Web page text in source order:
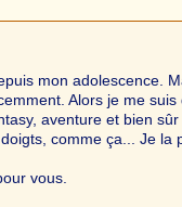
mon adolescence.
Alors je me
aventure et bien sûr
comme ça... Je
vous.